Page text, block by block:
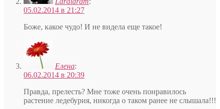
05.02.2014 в 21:27
Боже, какое чудо! И не видела еще такое!
Елена:
06.02.2014 в 20:39
Правда, прелесть? Мне тоже очень понравилось
растение ледебурия, никогда о таком ранее не слышала!!!